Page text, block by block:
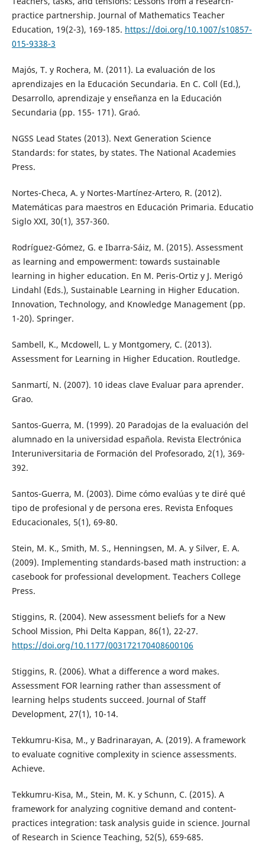
practice partnership. Journal of Mathematics Teacher
Education, 19(2-3), 169-185. https://doi.org/10.1007/s10857-
015-9338-3
Majós, T. y Rochera, M. (2011). La evaluación de los
aprendizajes en la Educación Secundaria. En C. Coll (Ed.),
Desarrollo, aprendizaje y enseñanza en la Educación
Secundaria (pp. 155- 171). Graó.
NGSS Lead States (2013). Next Generation Science
Standards: for states, by states. The National Academies
Press.
Nortes-Checa, A. y Nortes-Martínez-Artero, R. (2012).
Matemáticas para maestros en Educación Primaria. Educatio
Siglo XXI, 30(1), 357-360.
Rodríguez-Gómez, G. e Ibarra-Sáiz, M. (2015). Assessment
as learning and empowerment: towards sustainable
learning in higher education. En M. Peris-Ortiz y J. Merigó
Lindahl (Eds.), Sustainable Learning in Higher Education.
Innovation, Technology, and Knowledge Management (pp.
1-20). Springer.
Sambell, K., Mcdowell, L. y Montgomery, C. (2013).
Assessment for Learning in Higher Education. Routledge.
Sanmartí, N. (2007). 10 ideas clave Evaluar para aprender.
Grao.
Santos-Guerra, M. (1999). 20 Paradojas de la evaluación del
alumnado en la universidad española. Revista Electrónica
Interuniversitaria de Formación del Profesorado, 2(1), 369-
392.
Santos-Guerra, M. (2003). Dime cómo evalúas y te diré qué
tipo de profesional y de persona eres. Revista Enfoques
Educacionales, 5(1), 69-80.
Stein, M. K., Smith, M. S., Henningsen, M. A. y Silver, E. A.
(2009). Implementing standards-based math instruction: a
casebook for professional development. Teachers College
Press.
Stiggins, R. (2004). New assessment beliefs for a New
School Mission, Phi Delta Kappan, 86(1), 22-27.
https://doi.org/10.1177/003172170408600106
Stiggins, R. (2006). What a difference a word makes.
Assessment FOR learning rather than assessment of
learning helps students succeed. Journal of Staff
Development, 27(1), 10-14.
Tekkumru-Kisa, M., y Badrinarayan, A. (2019). A framework
to evaluate cognitive complexity in science assessments.
Achieve.
Tekkumru-Kisa, M., Stein, M. K. y Schunn, C. (2015). A
framework for analyzing cognitive demand and content‐
practices integration: task analysis guide in science. Journal
of Research in Science Teaching, 52(5), 659-685.